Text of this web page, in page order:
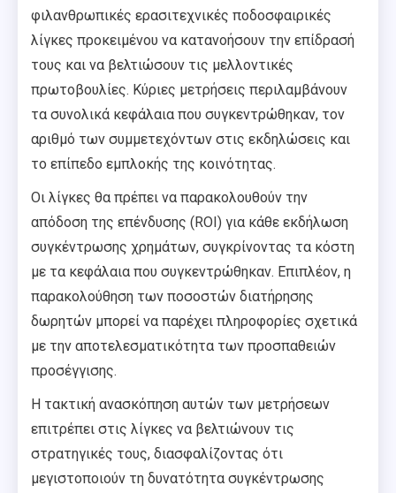
φιλανθρωπικές ερασιτεχνικές ποδοσφαιρικές
λίγκες προκειμένου να κατανοήσουν την επίδρασή
τους και να βελτιώσουν τις μελλοντικές
πρωτοβουλίες. Κύριες μετρήσεις περιλαμβάνουν
τα συνολικά κεφάλαια που συγκεντρώθηκαν, τον
αριθμό των συμμετεχόντων στις εκδηλώσεις και
το επίπεδο εμπλοκής της κοινότητας.
Οι λίγκες θα πρέπει να παρακολουθούν την
απόδοση της επένδυσης (ROI) για κάθε εκδήλωση
συγκέντρωσης χρημάτων, συγκρίνοντας τα κόστη
με τα κεφάλαια που συγκεντρώθηκαν. Επιπλέον, η
παρακολούθηση των ποσοστών διατήρησης
δωρητών μπορεί να παρέχει πληροφορίες σχετικά
με την αποτελεσματικότητα των προσπαθειών
προσέγγισης.
Η τακτική ανασκόπηση αυτών των μετρήσεων
επιτρέπει στις λίγκες να βελτιώνουν τις
στρατηγικές τους, διασφαλίζοντας ότι
μεγιστοποιούν τη δυνατότητα συγκέντρωσης